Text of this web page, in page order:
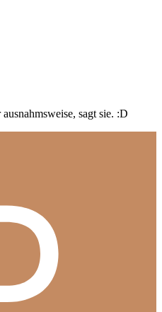
sagt sie. :D